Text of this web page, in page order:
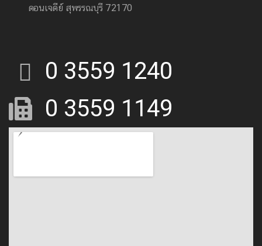
ดอนเจดีย์ สุพรรณบุรี 72170
0 3559 1240
0 3559 1149